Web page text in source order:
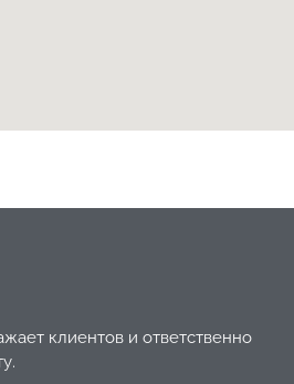
клиентов и ответственно